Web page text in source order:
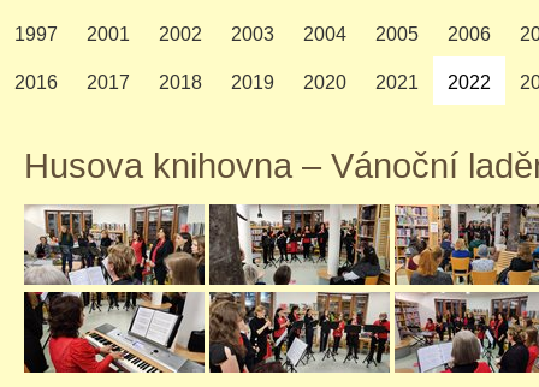
1997 2001 2002 2003 2004 2005 2006
2016 2017 2018 2019 2020 2021 2022
Husova knihovna – Vánoční